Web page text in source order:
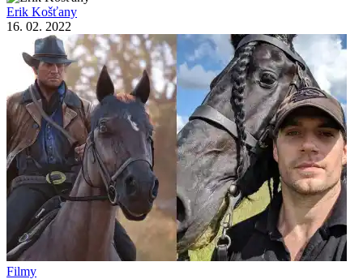
Erik Košťany
16. 02. 2022
Filmy